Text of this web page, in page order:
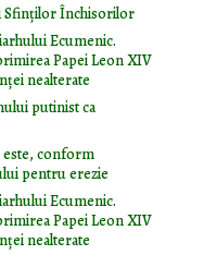
Sfinţilor Închisorilor
Ecumenic.
Papei Leon XIV
nealterate
putinist ca
conform
pentru erezie
Ecumenic.
Papei Leon XIV
nealterate